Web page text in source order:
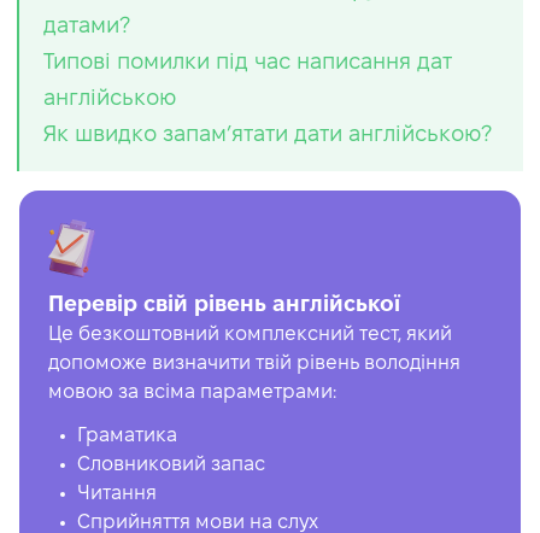
датами?
Типові помилки під час написання дат
англійською
Як швидко запам’ятати дати англійською?
Перевір свій рівень англійської
Це безкоштовний комплексний тест, який
допоможе визначити твій рівень володіння
мовою за всіма параметрами:
Граматика
Словниковий запас
Читання
Сприйняття мови на слух